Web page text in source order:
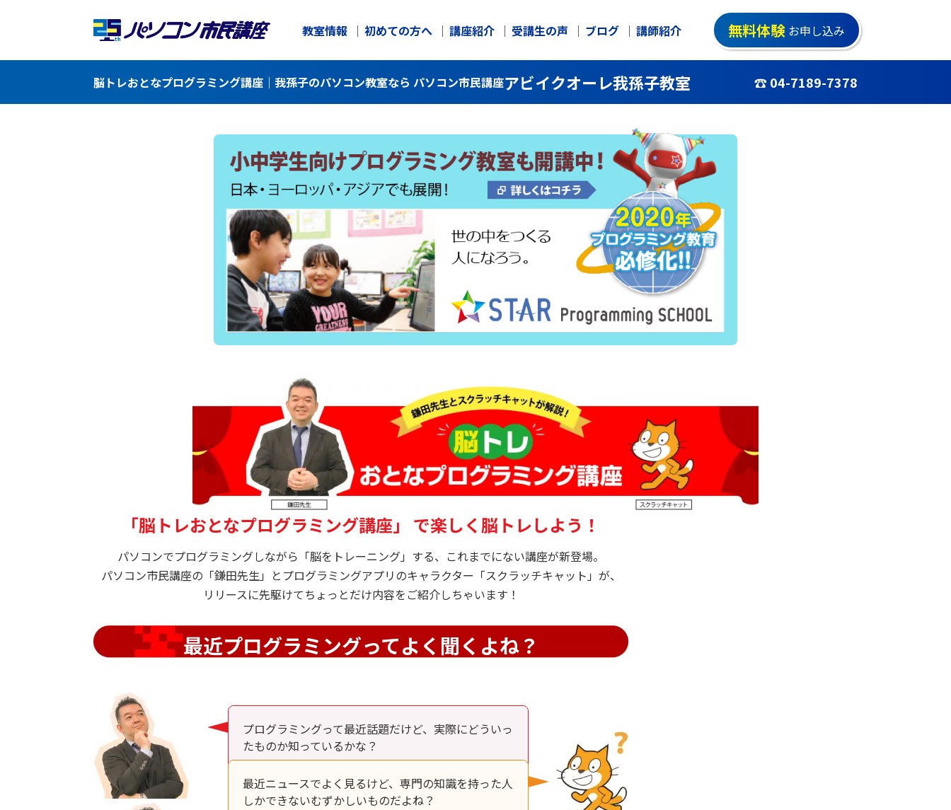
教室情報 初めての方へ 講座紹介 受講生の声 ブログ 講師紹介 無料体験 お申し込み
脳トレおとなプログラミング講座｜我孫子のパソコン教室なら パソコン市民講座アビイクオーレ我孫子教室 ☎ 04-7189-7378
「脳トレおとなプログラミング講座」 で楽しく脳トレしよう！
パソコンでプログラミングしながら「脳をトレーニング」する、これまでにない講座が新登場。
パソコン市民講座の「鎌田先生」とプログラミングアプリのキャラクター「スクラッチキャット」が、
リリースに先駆けてちょっとだけ内容をご紹介しちゃいます！
最近プログラミングってよく聞くよね？
プログラミングって最近話題だけど、実際にどういっ
たものか知っているかな？
最近ニュースでよく見るけど、専門の知識を持った人
しかできないむずかしいものだよね？